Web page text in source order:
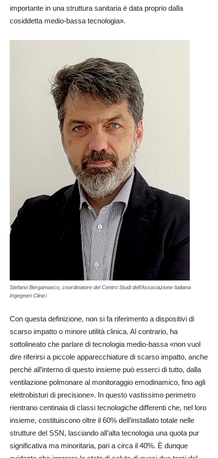
importante in una struttura sanitaria è data proprio dalla
cosiddetta medio-bassa tecnologia».
Stefano Bergamasco, coordinatore del Centro Studi dell’Associazione Italiana
Ingegneri Clinici
Con questa definizione, non si fa riferimento a dispositivi di
scarso impatto o minore utilità clinica. Al contrario, ha
sottolineato che parlare di tecnologia medio-bassa «non vuol
dire riferirsi a piccole apparecchiature di scarso impatto, anche
perché all’interno di questo insieme può esserci di tutto, dalla
ventilazione polmonare al monitoraggio emodinamico, fino agli
elettrobisturi di precisione». In questo vastissimo perimetro
rientrano centinaia di classi tecnologiche differenti che, nel loro
insieme, costituiscono oltre il 60% dell’installato totale nelle
strutture del SSN, lasciando all’alta tecnologia una quota pur
significativa ma minoritaria, pari a circa il 40%. È dunque